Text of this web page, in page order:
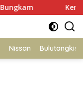
Kemeriahan
Nissan Bulutangkis